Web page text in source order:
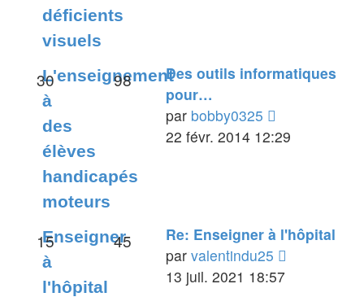
déficients
visuels
L'enseignement
à
des
élèves
handicapés
moteurs
30 98
Des outils informatiques
pour…
par bobby0325
le
22 févr. 2014 12:29
Enseigner
à
l'hôpital
15 45
Re: Enseigner à l'hôpital
par valentindu25
13 juil. 2021 18:57